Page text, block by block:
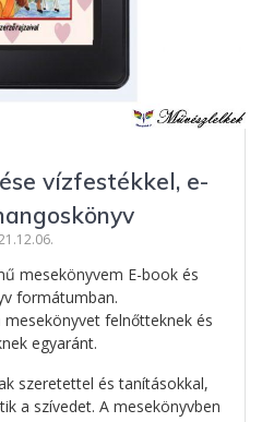
vízfestékkel, e-
mesekönyvem E-book és
formátumban.
felnőtteknek és
egyaránt.
szeretettel és tanításokkal,
a szívedet. A mesekönyvben